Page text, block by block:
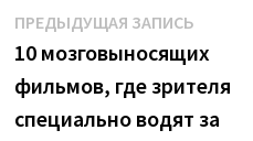
Навигация
по
записям
ПРЕДЫДУЩАЯ ЗАПИСЬ
запись:
10 мозговыносящих
фильмов, где зрителя
специально водят за